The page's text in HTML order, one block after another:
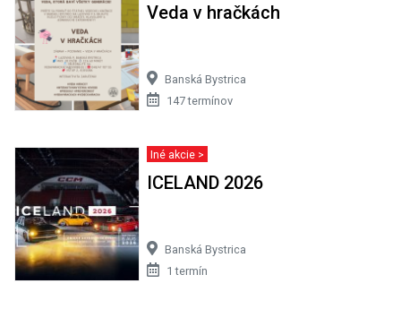
Veda v hračkách
Banská Bystrica
147 termínov
Iné akcie >
ICELAND 2026
Banská Bystrica
1 termín